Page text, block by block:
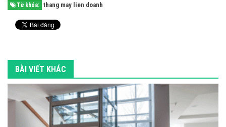
Từ khóa: thang may lien doanh
BÀI VIẾT KHÁC